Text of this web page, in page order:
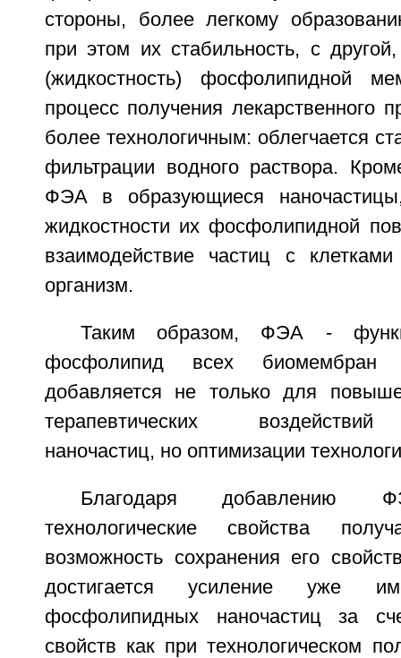
стороны, более легкому
при этом их стабильность, с другой,
(жидкостность) фосфолипидной
процесс получения лекарственного
более технологичным: облегчается
фильтрации водного раствора.
ФЭА в образующиеся
жидкостности их фосфолипидной
взаимодействие частиц с
организм.
Таким образом, ФЭА -
фосфолипид всех биомембран
добавляется не только для
терапевтических
наночастиц, но оптимизации
Благодаря добавлению
технологические свойства
возможность сохранения его
достигается усиление уже
фосфолипидных наночастиц за
свойств как при технологическом